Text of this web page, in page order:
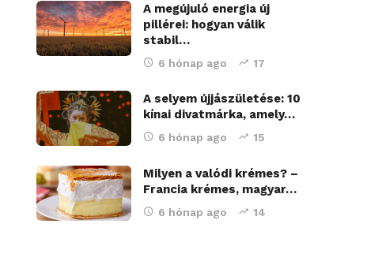
A megújuló energia új
pillérei: hogyan válik
stabil…
6 hónap ago 17
A selyem újjászületése: 10
kínai divatmárka, amely…
6 hónap ago 15
Milyen a valódi krémes? –
Francia krémes, magyar…
6 hónap ago 14